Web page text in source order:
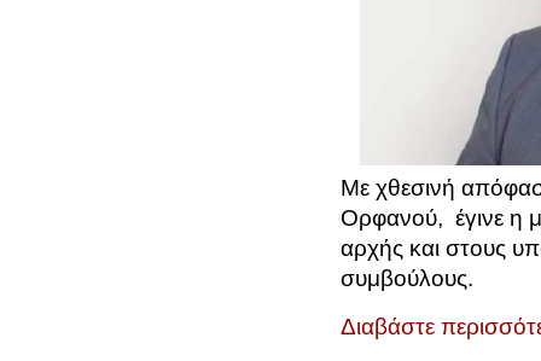
Με χθεσινή
Ορφανού, έγινε η
αρχής και στους
συμβούλους.
Διαβάστε